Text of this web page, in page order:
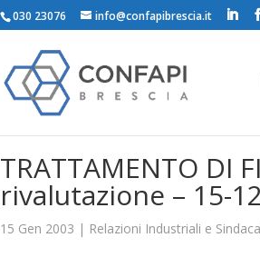
030 23076 info@confapibrescia.it
TRATTAMENTO DI
rivalutazione – 15-
15 Gen 2003 | Relazioni Industriali e